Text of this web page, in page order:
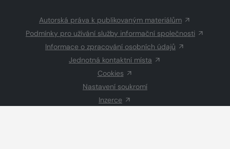
Autorská práva k publikovaným materiálům
Podmínky pro užívání služby informační společnosti
Informace o zpracování osobních údajů
Jednotná kontaktní místa
Cookies
Nastavení soukromí
Inzerce